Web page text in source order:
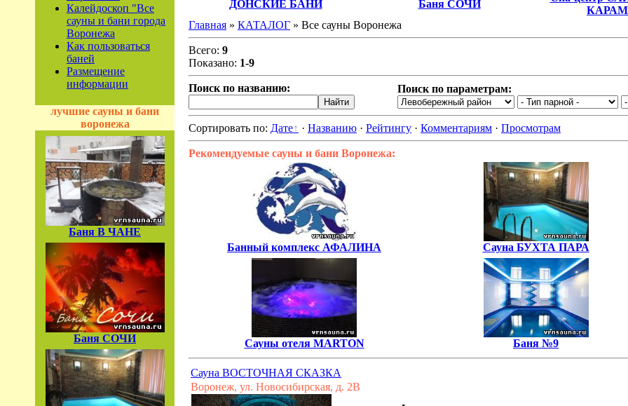
Калейдоскоп "Все
сауны и бани города
Воронежа
Как пользоваться
баней
Размещение
информации
лучшие сауны и бани
воронежа
Баня В ЧАНЕ
Баня СОЧИ
ДОНСКИЕ БАНИ Баня СОЧИ
Главная » КАТАЛОГ » Все сауны Воронежа
Всего: 9
Показано: 1-9
Поиск по названию: Поиск по параметрам:
Сортировать по: Дате · Названию · Рейтингу · Комментариям · Просмотрам
Рекомендуемые сауны и бани Воронежа:
Банный комплекс АФАЛИНА Сауна БУХТА ПАРА
Сауны отеля MARTON Баня №9
Сауна ВОСТОЧНАЯ СКАЗКА
Воронеж, ул. Новосибирская, д. 2В